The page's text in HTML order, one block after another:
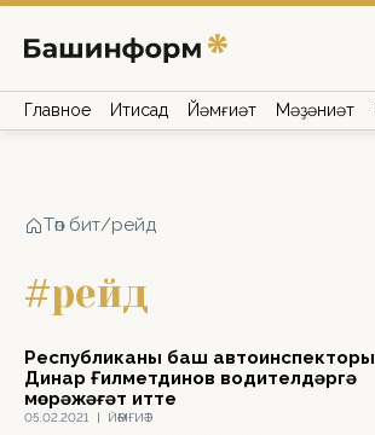
Главное Иҡтисад Йәмғиәт Мәҙәниәт
Төп бит/рейд
#рейд
05.02.2021 | ЙӘМҒИӘТ
Республиканың баш автоинспекторы
Динар Ғилметдинов водителдәргә
мөрәжәғәт итте